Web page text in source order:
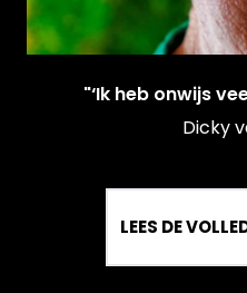
"‘Ik heb onwijs
Dicky
LEES DE